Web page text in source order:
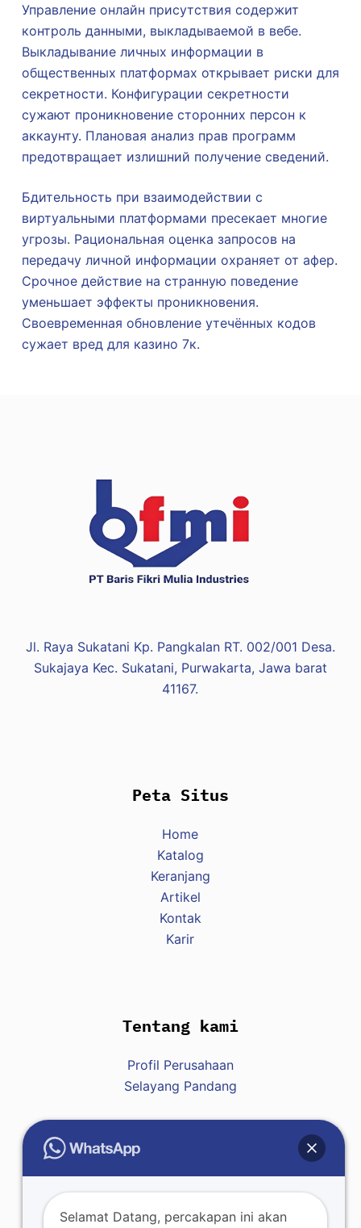
Управление онлайн присутствия содержит
контроль данными, выкладываемой в вебе.
Выкладывание личных информации в
общественных платформах открывает риски для
секретности. Конфигурации секретности
сужают проникновение сторонних персон к
аккаунту. Плановая анализ прав программ
предотвращает излишний получение сведений.
Бдительность при взаимодействии с
виртуальными платформами пресекает многие
угрозы. Рациональная оценка запросов на
передачу личной информации охраняет от афер.
Срочное действие на странную поведение
уменьшает эффекты проникновения.
Своевременная обновление утечённых кодов
сужает вред для казино 7к.
Jl. Raya Sukatani Kp. Pangkalan RT. 002/001 Desa.
Sukajaya Kec. Sukatani, Purwakarta, Jawa barat
41167.
Peta Situs
Home
Katalog
Keranjang
Artikel
Kontak
Karir
Tentang kami
Profil Perusahaan
Selayang Pandang
Hubungi Kami
Raja : +62 812-8007-7428
Selamat Datang, percakapan ini akan